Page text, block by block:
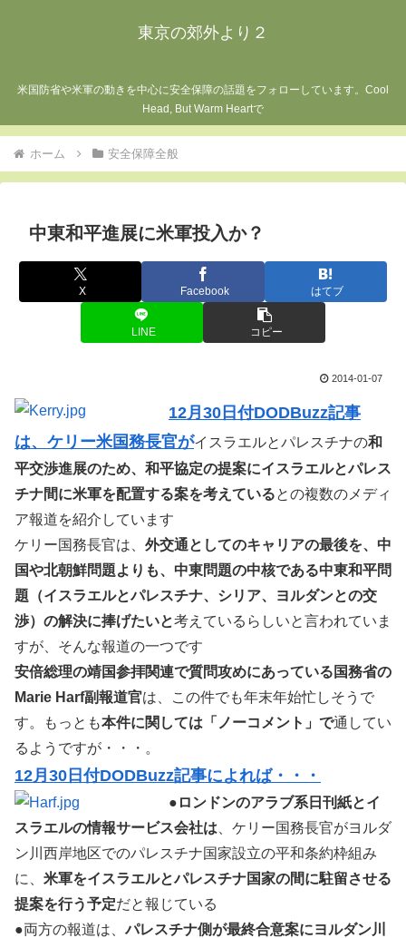
東京の郊外より２
米国防省や米軍の動きを中心に安全保障の話題をフォローしています。Cool
Head, But Warm Heartで
ホーム 安全保障全般
中東和平進展に米軍投入か？
X Facebook はてブ
LINE コピー
2014-01-07
12月30日付DODBuzz記事
は、ケリー米国務長官がイスラエルとパレスチナの和
平交渉進展のため、和平協定の提案にイスラエルとパレス
チナ間に米軍を配置する案を考えているとの複数のメディ
ア報道を紹介しています
ケリー国務長官は、 外交通としてのキャリアの最後を、中
国や北朝鮮問題よりも、中東問題の中核である中東和平問
題（イスラエルとパレスチナ、シリア、ヨルダンとの交
渉）の解決に捧げたいと考えているらしいと言われていま
すが、そんな報道の一つです
安倍総理の靖国参拝関連で質問攻めにあっている国務省の
Marie Harf副報道官は、この件でも年末年始忙しそうで
す。もっとも本件に関しては「ノーコメント」で通してい
るようですが・・・。
12月30日付DODBuzz記事によれば・・・
● ロンドンのアラブ系日刊紙とイ
スラエルの情報サービス会社は 、ケリー国務長官がヨルダ
ン川西岸地区でのパレスチナ国家設立の平和条約枠組み
に、 米軍をイスラエルとパレスチナ国家の間に駐留させる
提案を行う予定だと報じている
●両方の報道は、パレスチナ側が最終合意案にヨルダン川